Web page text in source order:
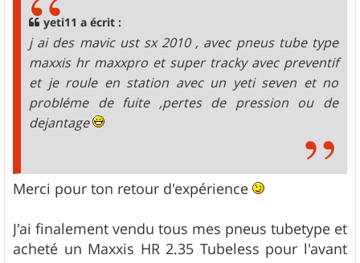
yeti11 a écrit :
j ai des mavic ust sx 2010 , avec pneus tube type
maxxis hr maxxpro et super tracky avec preventif
et je roule en station avec un yeti seven et no
probléme de fuite ,pertes de pression ou de
dejantage
Merci pour ton retour d'expérience
J'ai finalement vendu tous mes pneus tubetype et
acheté un Maxxis HR 2.35 Tubeless pour l'avant